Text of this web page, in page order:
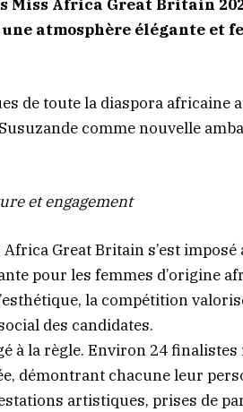
Miss Africa Great Britain
atmosphère élégante et
de toute la diaspora africaine
comme nouvelle
et engagement
Great Britain s’est imposé
pour les femmes d’origine
la compétition
des candidates.
à la règle. Environ 24
démontrant chacune leur
artistiques, prises de